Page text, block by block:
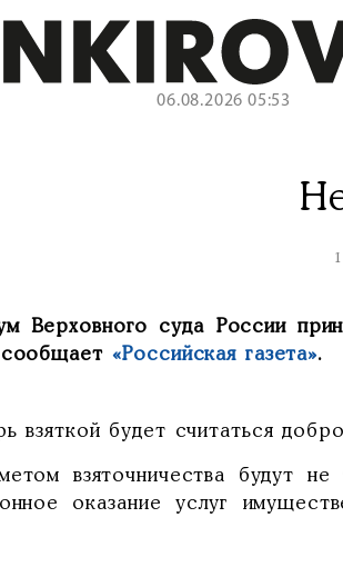
06.08.2026 05:53
Верховного суда России
«Российская газета».
взяткой будет считаться
взяточничества будут
оказание услуг